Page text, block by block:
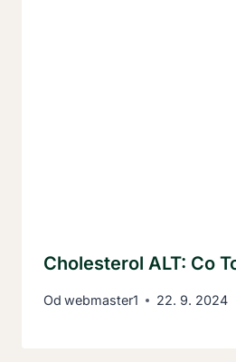
Cholesterol ALT: Co
Od webmaster1 22. 9. 2024